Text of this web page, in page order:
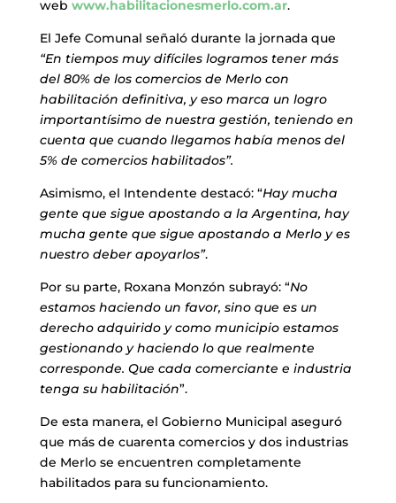
web www.habilitacionesmerlo.com.ar.
El Jefe Comunal señaló durante la jornada que
“En tiempos muy difíciles logramos tener más
del 80% de los comercios de Merlo con
habilitación definitiva, y eso marca un logro
importantísimo de nuestra gestión, teniendo en
cuenta que cuando llegamos había menos del
5% de comercios habilitados”.
Asimismo, el Intendente destacó: “Hay mucha
gente que sigue apostando a la Argentina, hay
mucha gente que sigue apostando a Merlo y es
nuestro deber apoyarlos”.
Por su parte, Roxana Monzón subrayó: “No
estamos haciendo un favor, sino que es un
derecho adquirido y como municipio estamos
gestionando y haciendo lo que realmente
corresponde. Que cada comerciante e industria
tenga su habilitación”.
De esta manera, el Gobierno Municipal aseguró
que más de cuarenta comercios y dos industrias
de Merlo se encuentren completamente
habilitados para su funcionamiento.